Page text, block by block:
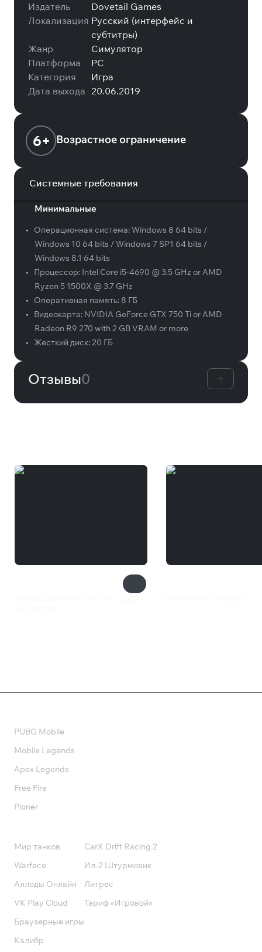
Издатель
Dovetail Games
Локализация Русский (интерфейс и
субтитры)
Жанр
Симулятор
Платформа
PC
Категория
Игра
Дата выхода 20.06.2019
6+ Возрастное ограничение
Системные требования
Минимальные
• Операционная система:Windows 8 64 bits /
Windows 10 64 bits / Windows 7 SP1 64 bits /
Windows 8.1 64 bits
•
Процессор: Intel Core i5-4690 @ 3.5 GHz or AMD
Ryzen 5 1500X @ 3.7 GHz
•
Оперативная память: 8 ГБ
•
Видеокарта: NVIDIA GeForce GTX 750 Ti or AMD
Radeon R9 270 with 2 GB VRAM or more
•
Жесткий диск:20 ГБ
Отзывы0
PUBG Mobile
Mobile Legends
Apex Legends
Free Fire
Pioner
Мир танков
Warface
Аллоды Онлайн
VK Play Cloud
Браузерные игры
Калибр
CarX Drift Racing 2
Ил-2 Штурмовик
Литрес
Тариф «Игровой»